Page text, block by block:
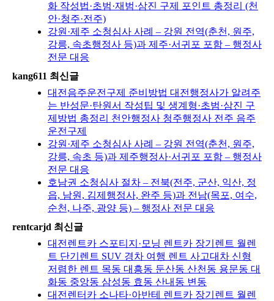
화 작성법·초범·재범·삼진 구제 포인트 총정리 (천
안·청주·전주)
강원·제주 소청심사 사례 – 강원 전역(춘천, 원주,
강릉, 속초행정사 등)과 제주·서귀포 포함 – 행정사
전문 대응
kang611 최신글
대전음주운전구제 준비방법 대전행정사가 알려주
는 반성문·탄원서 작성팁 및 생계형·초범·삼진 구
제방법 총정리 천안행정사 청주행정사 전주 음주
운전구제
강원·제주 소청심사 사례 – 강원 전역(춘천, 원주,
강릉, 속초 등)과 제주행정사·서귀포 포함 – 행정사
전문 대응
호남권 소청심사 절차 – 전북(전주, 군산, 익산, 정
읍, 남원, 김제행정사, 완주 등)과 전남(목포, 여수,
순천, 나주, 광양 등) – 행정사 전문 대응
rentcarjd 최신글
대전렌트카 스포티지·모닝 렌트카 장기렌트 월렌
트 단기렌트 SUV 경차 여행 렌트 사고대차 신형
저렴한 렌트 목동 대흥동 둔산동 산천동 용문동 대
화동 중앙동 삼성동 효동 산내동 변동
대전렌터카 소나타·아반테 렌트카 장기렌트 월렌